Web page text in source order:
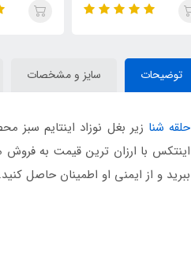
توضیحات سایز و مشخصات
حلقه شنا زیر بغل نوزاد اینتایم
اینتکس با ارزان ترین قیمت به
ببرید و از ایمنی او اطمینان حاصل